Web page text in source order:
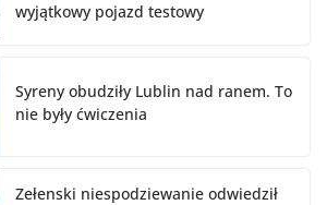
wyjątkowy pojazd testowy
Syreny obudziły Lublin nad ranem. To
nie były ćwiczenia
Zełenski niespodziewanie odwiedził